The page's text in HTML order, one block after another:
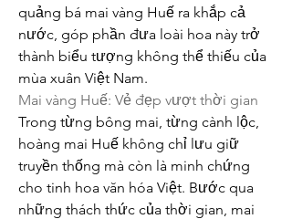
quảng bá mai vàng Huế ra khắp cả
nước, góp phần đưa loài hoa này trở
thành biểu tượng không thể thiếu của
mùa xuân Việt Nam.
Mai vàng Huế: Vẻ đẹp vượt thời gian
Trong từng bông mai, từng cành lộc,
hoàng mai Huế không chỉ lưu giữ
truyền thống mà còn là minh chứng
cho tinh hoa văn hóa Việt. Bước qua
những thách thức của thời gian, mai